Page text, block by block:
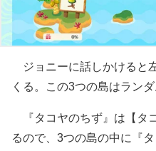
ジョニーに話しかけると
くる。この3つの島はランダ
『タコヤのちず』は【
るので、3つの島の中に『